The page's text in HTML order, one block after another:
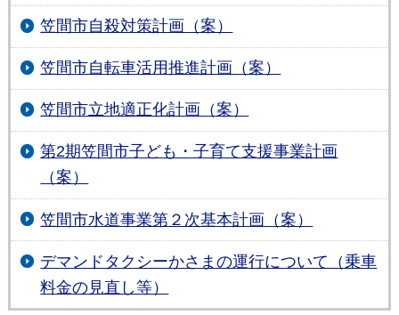
笠間市自殺対策計画（案）
笠間市自転車活用推進計画（案）
笠間市立地適正化計画（案）
第2期笠間市子ども・子育て支援事業計画
（案）
笠間市水道事業第２次基本計画（案）
デマンドタクシーかさまの運行について（乗車
料金の見直し等）